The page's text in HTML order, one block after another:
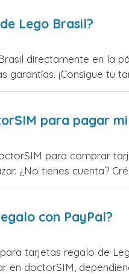
Lego Brasil?
directamente en la
garantías. ¡Consigue tu
para pagar
para comprar
¿No tienes cuenta?
con PayPal?
tarjetas regalo de
en doctorSIM,